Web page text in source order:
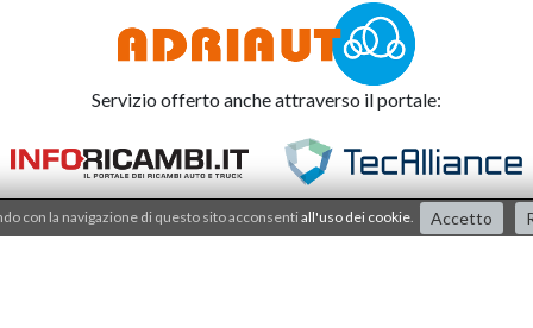
Servizio offerto anche attraverso il portale:
con la navigazione di questo sito acconsenti all'uso dei cookie Accetto